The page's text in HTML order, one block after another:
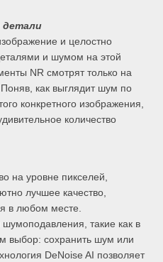
детали
и целостно
и шумом на этой
NR смотрят только на
как выглядит шум по
конкретного изображения,
количество
на уровне пикселей,
лучшее качество,
в любом месте.
такие как в
выбор: сохранить шум или
DeNoise AI позволяет